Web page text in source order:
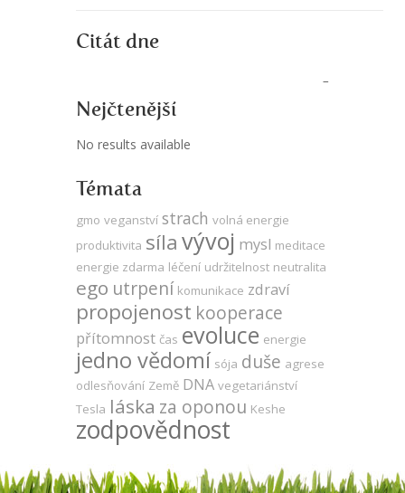
Citát dne
Nejčtenější
No results available
Témata
gmo veganství strach volná energie
produktivita sílavývoj mysl meditace
energie zdarma léčení udržitelnost neutralita
ego utrpení komunikace zdraví
propojenost kooperace
přítomnost čas evoluce energie
jedno vědomí sója duše agrese
odlesňování Země DNA vegetariánství
Tesla láska za oponou Keshe
zodpovědnost